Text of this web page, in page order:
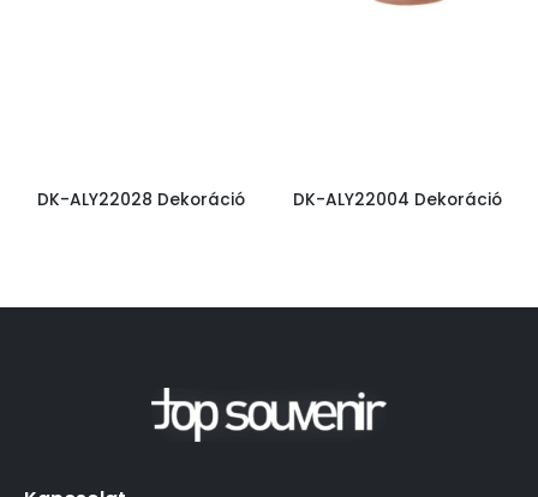
DK-ALY22028 Dekoráció DK-ALY22004 Dekoráció